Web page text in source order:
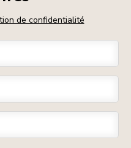
de confidentialité